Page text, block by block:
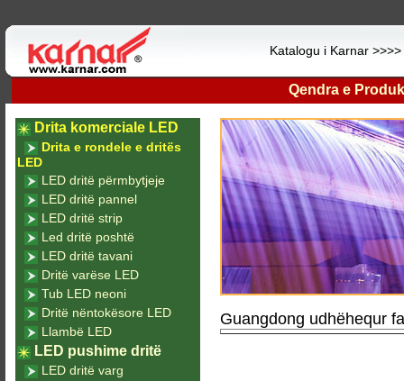
Katalogu i Karnar >>>>
Qendra e
Guangdong udhëhequr
Drita komerciale LED
Drita e rondele e dritës
LED
LED dritë përmbytjeje
LED dritë pannel
LED dritë strip
Led dritë poshtë
LED dritë tavani
Dritë varëse LED
Tub LED neoni
Dritë nëntokësore LED
Llambë LED
LED pushime dritë
LED dritë varg